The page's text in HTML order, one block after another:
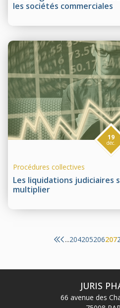
les sociétés commerciales
Les liquidations judiciaires
multiplier
19
déc.
Procédures collectives
...204205206207
JURIS
66 avenue des